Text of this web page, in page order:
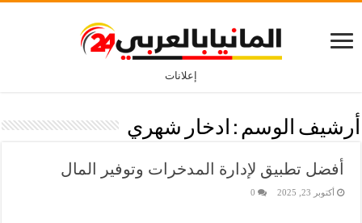
إعلانات
أرشيف الوسم : ادخار شهري
أفضل تطبيق لإدارة المدخرات وتوفير المال
أكتوبر 23, 2025 0